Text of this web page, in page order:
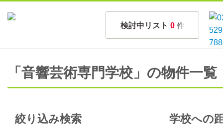
検討中リスト 0 件
「音響芸術専門学校」の物件一覧
絞り込み検索 学校への